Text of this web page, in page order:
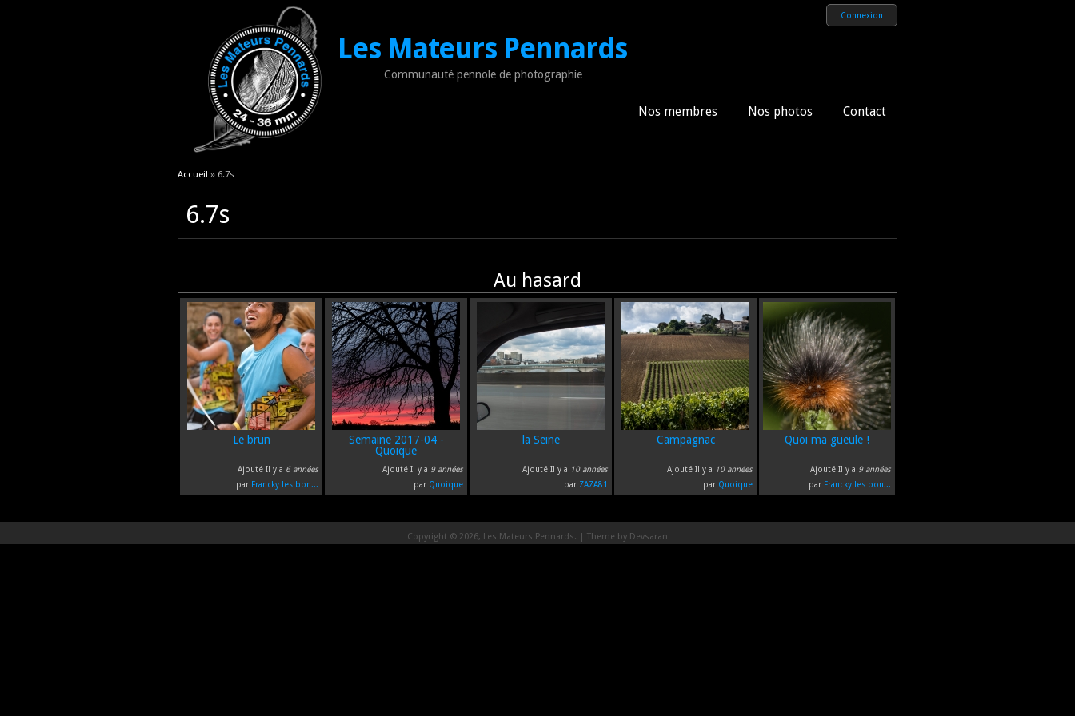
Les Mateurs Pennards
Communauté pennole de photographie
Connexion
Nos membres Nos photos Contact
Vous êtes ici
Accueil » 6.7s
6.7s
Au hasard
Le brun
Ajouté Il y a 6 années
par Francky les bon...
Semaine 2017-04 -
Quoique
Ajouté Il y a 9 années
par Quoique
la Seine
Ajouté Il y a 10 années
par ZAZA81
Campagnac
Ajouté Il y a 10 années
par Quoique
Quoi ma gueule !
Ajouté Il y a 9 années
par Francky les bon...
Copyright © 2026, Les Mateurs Pennards. | Theme by Devsaran